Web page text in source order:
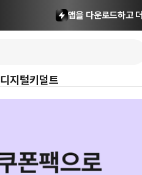
앱을 다운로드하고
디지털키덜트